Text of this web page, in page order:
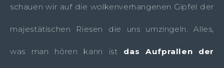
schauen wir auf die wolkenverhangenen Gipfel der
majestätischen Riesen die uns umzingeln. Alles,
was man hören kann ist das Aufprallen der